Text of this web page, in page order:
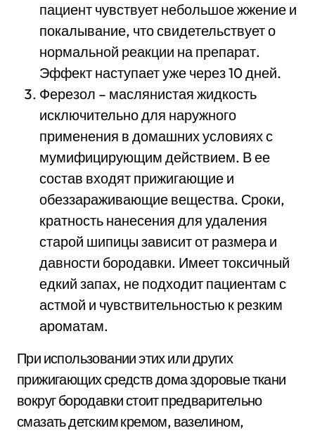
пациент чувствует небольшое жжение и
покалывание, что свидетельствует о
нормальной реакции на препарат.
Эффект наступает уже через 10 дней.
Ферезол – маслянистая жидкость
исключительно для наружного
применения в домашних условиях с
мумифицирующим действием. В ее
состав входят прижигающие и
обеззараживающие вещества. Сроки,
кратность нанесения для удаления
старой шипицы зависит от размера и
давности бородавки. Имеет токсичный
едкий запах, не подходит пациентам с
астмой и чувствительностью к резким
ароматам.
При использовании этих или других
прижигающих средств дома здоровые ткани
вокруг бородавки стоит предварительно
смазать детским кремом, вазелином,